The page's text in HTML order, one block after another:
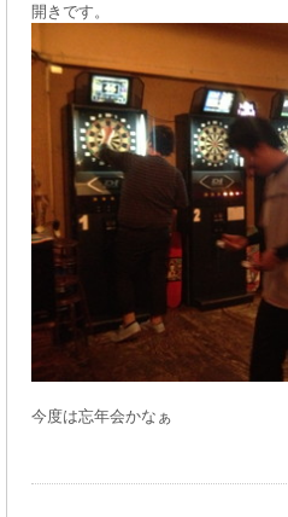
開きです。
今度は忘年会かなぁ